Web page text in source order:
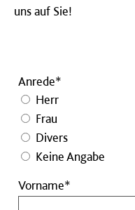
uns auf Sie!
Anrede*
Herr
Frau
Divers
Keine Angabe
Vorname*
Pflichtfeld